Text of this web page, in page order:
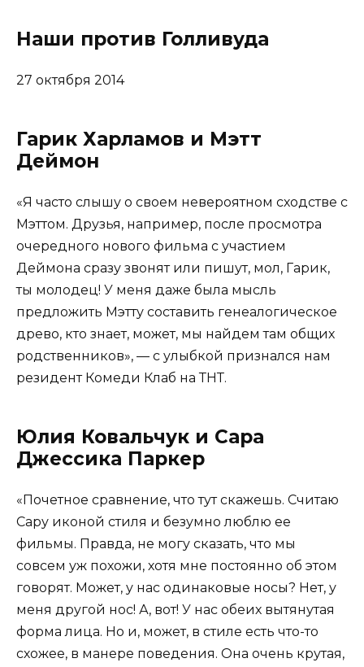
Наши против Голливуда
27 октября 2014
Гарик Харламов и Мэтт
Деймон
«Я часто слышу о своем невероятном сходстве с
Мэттом. Друзья, например, после просмотра
очередного нового фильма с участием
Деймона сразу звонят или пишут, мол, Гарик,
ты молодец! У меня даже была мысль
предложить Мэтту составить генеалогическое
древо, кто знает, может, мы найдем там общих
родственников», — с улыбкой признался нам
резидент Комеди Клаб на ТНТ.
Юлия Ковальчук и Сара
Джессика Паркер
«Почетное сравнение, что тут скажешь. Считаю
Сару иконой стиля и безумно люблю ее
фильмы. Правда, не могу сказать, что мы
совсем уж похожи, хотя мне постоянно об этом
говорят. Может, у нас одинаковые носы? Нет, у
меня другой нос! А, вот! У нас обеих вытянутая
форма лица. Но и, может, в стиле есть что-то
схожее, в манере поведения. Она очень крутая,